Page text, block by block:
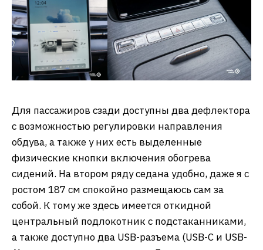
Для пассажиров сзади доступны два дефлектора
с возможностью регулировки направления
обдува, а также у них есть выделенные
физические кнопки включения обогрева
сидений. На втором ряду седана удобно, даже я с
ростом 187 см спокойно размещаюсь сам за
собой. К тому же здесь имеется откидной
центральный подлокотник с подстаканниками,
а также доступно два USB-разъема (USB-C и USB-